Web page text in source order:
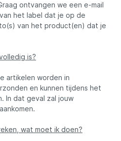
ontvangen we een e-mail
het label dat je op de
van het product(en) dat je
is?
artikelen worden in
en kunnen tijdens het
In dat geval zal jouw
wat moet ik doen?